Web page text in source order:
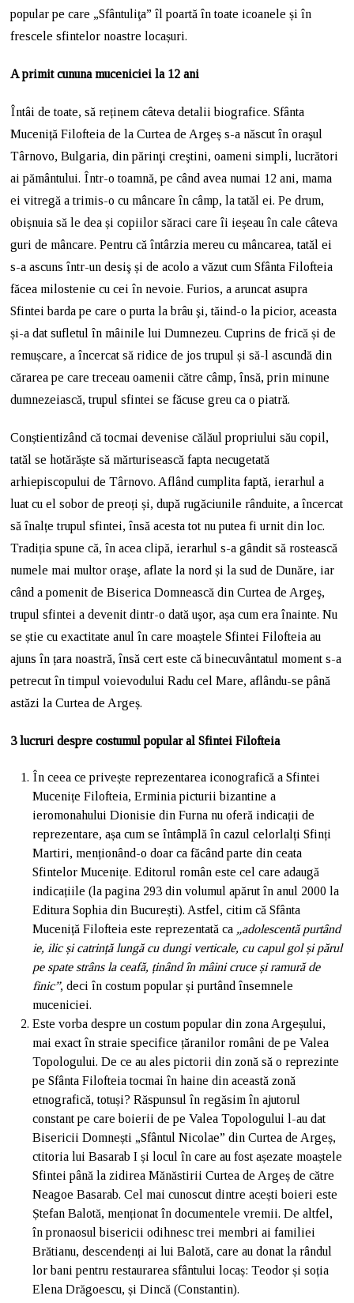
popular pe care „Sfântuliţa” îl poartă în toate icoanele și în
frescele sfintelor noastre locașuri.
A primit cununa muceniciei la 12 ani
Întâi de toate, să reținem câteva detalii biografice. Sfânta
Muceniță Filofteia de la Curtea de Argeș s-a născut în oraşul
Târnovo, Bulgaria, din părinţi creştini, oameni simpli, lucrători
ai pământului. Într-o toamnă, pe când avea numai 12 ani, mama
ei vitregă a trimis-o cu mâncare în câmp, la tatăl ei. Pe drum,
obișnuia să le dea și copiilor săraci care îi ieșeau în cale câteva
guri de mâncare. Pentru că întârzia mereu cu mâncarea, tatăl ei
s-a ascuns într-un desiş și de acolo a văzut cum Sfânta Filofteia
făcea milostenie cu cei în nevoie. Furios, a aruncat asupra
Sfintei barda pe care o purta la brâu şi, tăind-o la picior, aceasta
și-a dat sufletul în mâinile lui Dumnezeu. Cuprins de frică și de
remușcare, a încercat să ridice de jos trupul și să-l ascundă din
cărarea pe care treceau oamenii către câmp, însă, prin minune
dumnezeiască, trupul sfintei se făcuse greu ca o piatră.
Conștientizând că tocmai devenise călăul propriului său copil,
tatăl se hotărăște să mărturisească fapta necugetată
arhiepiscopului de Târnovo. Aflând cumplita faptă, ierarhul a
luat cu el sobor de preoți și, după rugăciunile rânduite, a încercat
să înalțe trupul sfintei, însă acesta tot nu putea fi urnit din loc.
Tradiția spune că, în acea clipă, ierarhul s-a gândit să rostească
numele mai multor oraşe, aflate la nord și la sud de Dunăre, iar
când a pomenit de Biserica Domnească din Curtea de Argeş,
trupul sfintei a devenit dintr-o dată uşor, așa cum era înainte. Nu
se știe cu exactitate anul în care moaștele Sfintei Filofteia au
ajuns în țara noastră, însă cert este că binecuvântatul moment s-a
petrecut în timpul voievodului Radu cel Mare, aflându-se până
astăzi la Curtea de Argeș.
3 lucruri despre costumul popular al Sfintei Filofteia
În ceea ce privește reprezentarea iconografică a Sfintei
Mucenițe Filofteia, Erminia picturii bizantine a
ieromonahului Dionisie din Furna nu oferă indicații de
reprezentare, așa cum se întâmplă în cazul celorlalți Sfinți
Martiri, menționând-o doar ca făcând parte din ceata
Sfintelor Mucenițe. Editorul român este cel care adaugă
indicațiile (la pagina 293 din volumul apărut în anul 2000 la
Editura Sophia din București). Astfel, citim că Sfânta
Muceniță Filofteia este reprezentată ca „adolescentă purtând
ie, ilic și catrință lungă cu dungi verticale, cu capul gol și părul
pe spate strâns la ceafă, ținând în mâini cruce și ramură de
finic”, deci în costum popular și purtând însemnele
muceniciei.
Este vorba despre un costum popular din zona Argeșului,
mai exact în straie specifice țăranilor români de pe Valea
Topologului. De ce au ales pictorii din zonă să o reprezinte
pe Sfânta Filofteia tocmai în haine din această zonă
etnografică, totuși? Răspunsul în regăsim în ajutorul
constant pe care boierii de pe Valea Topologului l-au dat
Bisericii Domnești „Sfântul Nicolae” din Curtea de Argeș,
ctitoria lui Basarab I și locul în care au fost așezate moaștele
Sfintei până la zidirea Mănăstirii Curtea de Argeș de către
Neagoe Basarab. Cel mai cunoscut dintre acești boieri este
Ștefan Balotă, menționat în documentele vremii. De altfel,
în pronaosul bisericii odihnesc trei membri ai familiei
Brătianu, descendenți ai lui Balotă, care au donat la rândul
lor bani pentru restaurarea sfântului locaș: Teodor și soția
Elena Drăgoescu, și Dincă (Constantin).